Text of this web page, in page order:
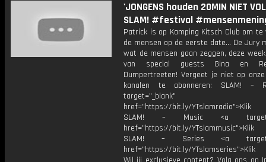
'JONGENS houden 20MIN NIET
SLAM! #festival
Patrick is op Kamping Kitsch Club om
de mensen op de eerste date... De Jury
wat de mensen gaan zeggen, deze
van special guests Gina en
Dumpertreeten! Vergeet je niet op onze
kanalen te abonneren: SLAM! –
target="_blank"
href="https://bit.ly/
SLAM! – Music <a
href="https://bit.ly/
SLAM! – Series <a
href="https://bit.ly/